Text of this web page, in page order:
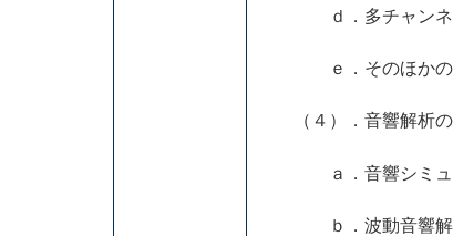
ｄ．多チャンネ
ｅ．そのほかの再
（４）．音響解析の
ａ．音響シミュレ
ｂ．波動音響解